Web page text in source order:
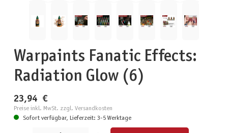
Warpaints Fanatic Effects:
Radiation Glow (6)
23,94 €
Preise inkl. MwSt. zzgl. Versandkosten
Sofort verfügbar, Lieferzeit: 3-5 Werktage
Produkt Anzahl: Gib den gewünschten Wert ein oder benutze die Schaltflächen um die Anzahl zu